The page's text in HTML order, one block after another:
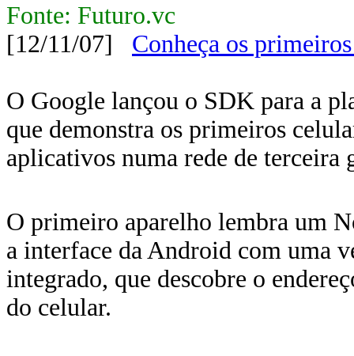
Fonte: Futuro.vc
[12/11/07] Conheça os
O Google lançou o SDK para a
que demonstra os primeiros
aplicativos numa rede de terceira
O primeiro aparelho lembra um
a interface da Android com uma
integrado, que descobre o
do celular.